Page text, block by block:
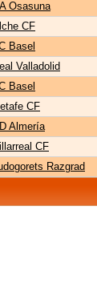
Osasuna
CF
Basel
Valladolid
Basel
CF
Almería
CF
Razgrad